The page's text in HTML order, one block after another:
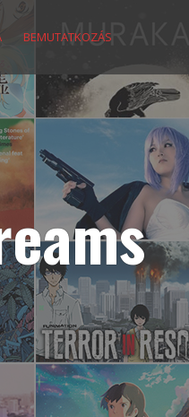
BEMUTATKOZÁS